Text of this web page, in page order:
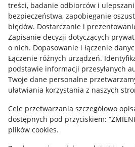
treści, badanie odbiorców i
bezpieczeństwa, zapobieganie
błędów. Dostarczanie i
Zapisanie decyzji dotyczących
o nich. Dopasowanie i łączenie
Łączenie różnych urządzeń.
podstawie informacji przesyłanych
Twoje dane personalne
ułatwiania korzystania z naszych
Cele przetwarzania szczegółowo
dostępnych pod przyciskiem:
plików cookies.
Mapa miejscowości
Informacje prawne
Regulamin
Polityka plików "cookies"
Ustawienia plików "cookies"
Udostępnianie lokalizacji
Informacje dla Aktu o Usługach